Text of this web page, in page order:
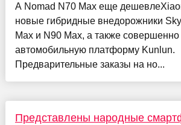
А Nomad N70 Max еще
новые гибридные внедорожники
Max и N90 Max, а также
автомобильную платформу Kunlun.
Предварительные заказы на но...
Представлены народные